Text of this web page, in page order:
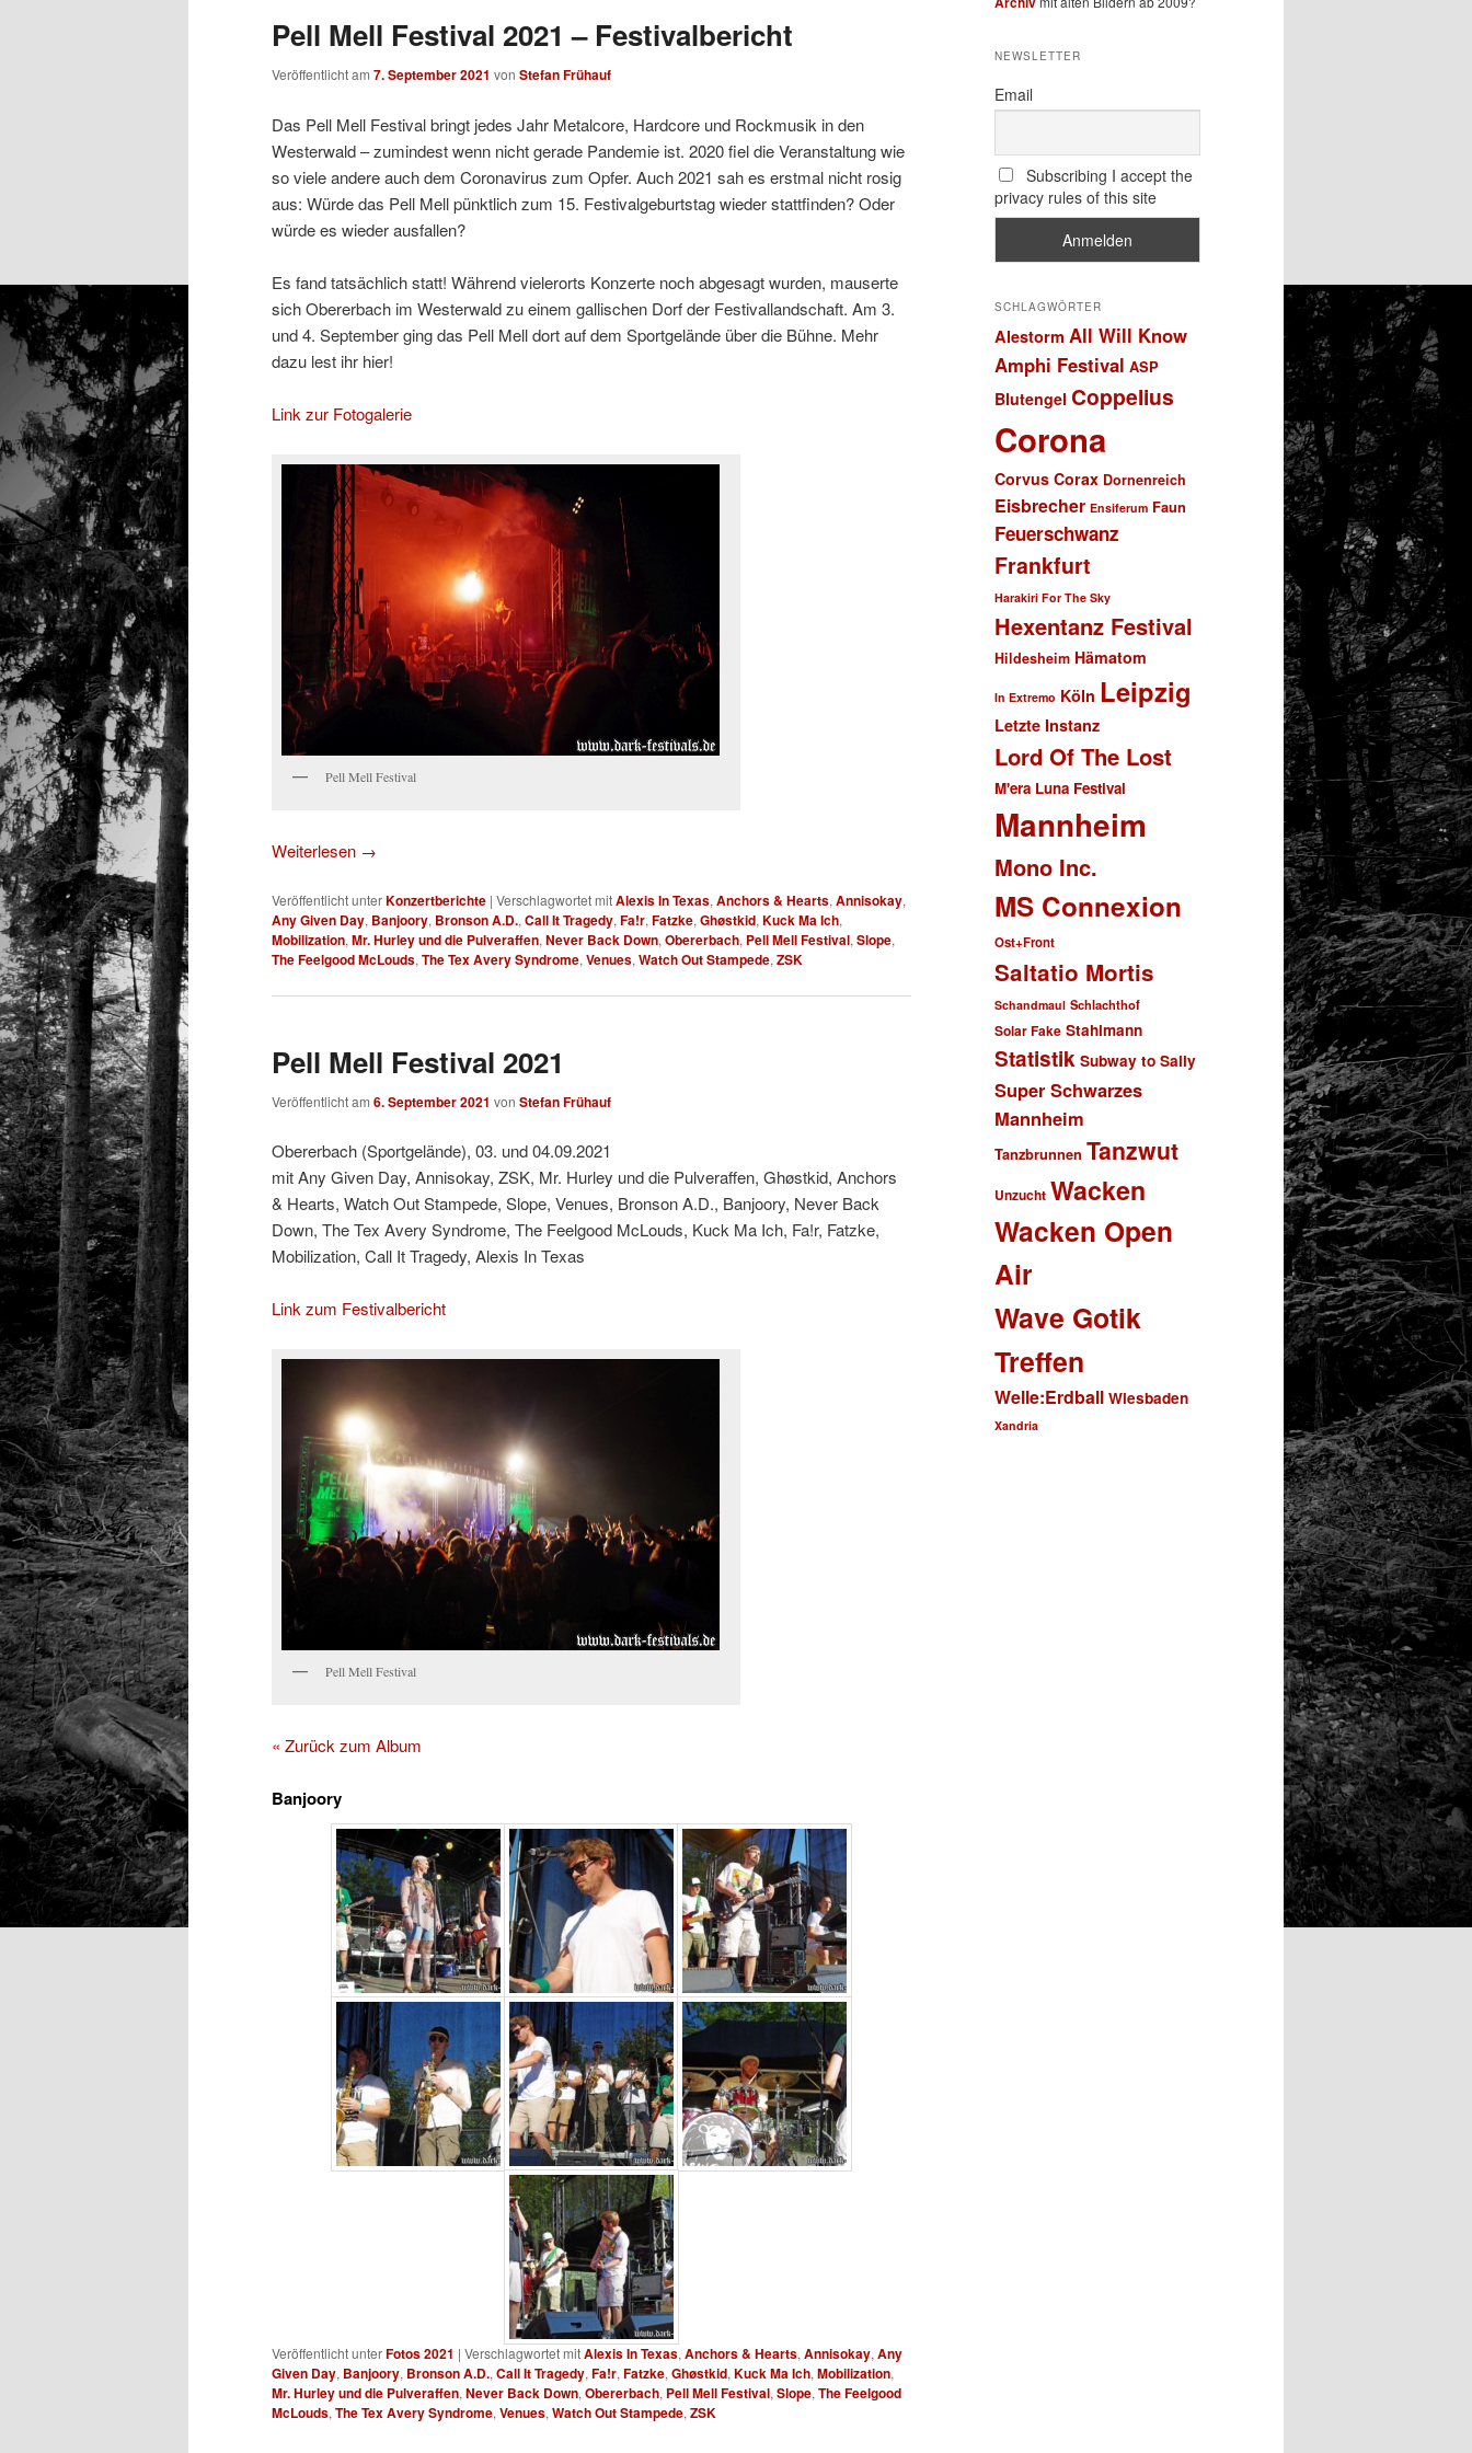
Pell Mell Festival 2021 – Festivalbericht
Veröffentlicht am 7. September 2021 von Stefan Frühauf
Das Pell Mell Festival bringt jedes Jahr Metalcore, Hardcore und Rockmusik in den
Westerwald – zumindest wenn nicht gerade Pandemie ist. 2020 fiel die Veranstaltung wie
so viele andere auch dem Coronavirus zum Opfer. Auch 2021 sah es erstmal nicht rosig
aus: Würde das Pell Mell pünktlich zum 15. Festivalgeburtstag wieder stattfinden? Oder
würde es wieder ausfallen?
Es fand tatsächlich statt! Während vielerorts Konzerte noch abgesagt wurden, mauserte
sich Obererbach im Westerwald zu einem gallischen Dorf der Festivallandschaft. Am 3.
und 4. September ging das Pell Mell dort auf dem Sportgelände über die Bühne. Mehr
dazu lest ihr hier!
Link zur Fotogalerie
Pell Mell Festival
Weiterlesen →
Veröffentlicht unterKonzertberichte | Verschlagwortet mitAlexis In Texas, Anchors & Hearts, Annisokay,
Any Given Day, Banjoory, Bronson A.D., Call It Tragedy, Fa!r, Fatzke, Ghøstkid, Kuck Ma Ich,
Mobilization, Mr. Hurley und die Pulveraffen, Never Back Down, Obererbach, Pell Mell Festival, Slope,
The Feelgood McLouds, The Tex Avery Syndrome, Venues, Watch Out Stampede, ZSK
Pell Mell Festival 2021
Veröffentlicht am 6. September 2021 von Stefan Frühauf
Obererbach (Sportgelände), 03. und 04.09.2021
mit Any Given Day, Annisokay, ZSK, Mr. Hurley und die Pulveraffen, Ghøstkid, Anchors
& Hearts, Watch Out Stampede, Slope, Venues, Bronson A.D., Banjoory, Never Back
Down, The Tex Avery Syndrome, The Feelgood McLouds, Kuck Ma Ich, Fa!r, Fatzke,
Mobilization, Call It Tragedy, Alexis In Texas
Link zum Festivalbericht
Pell Mell Festival
« Zurück zum Album
Banjoory
Veröffentlicht unterFotos 2021 | Verschlagwortet mitAlexis In Texas,Anchors & Hearts,Annisokay,Any
Given Day, Banjoory, Bronson A.D.,Call It Tragedy,Fa!r,Fatzke,Ghøstkid,Kuck Ma Ich,Mobilization,
Mr. Hurley und die Pulveraffen,Never Back Down,Obererbach, Pell Mell Festival,Slope,The Feelgood
McLouds,The Tex Avery Syndrome,Venues,Watch Out Stampede,ZSK
NEWSLETTER
Email
Subscribing I accept the
privacy rules of this site
SCHLAGWÖRTER
Alestorm All Will Know
Amphi Festival ASP
Blutengel Coppelius
Corona
Corvus Corax Dornenreich
Eisbrecher Ensiferum Faun
Feuerschwanz
Frankfurt
Harakiri For The Sky
Hexentanz Festival
Hildesheim Hämatom
In Extremo Köln Leipzig
Letzte Instanz
Lord Of The Lost
M'era Luna Festival
Mannheim
Mono Inc.
MS Connexion
Ost+Front
Saltatio Mortis
Schandmaul Schlachthof
Solar Fake Stahlmann
Statistik Subway to Sally
Super Schwarzes
Mannheim
Tanzbrunnen Tanzwut
Unzucht Wacken
Wacken Open
Air
Wave Gotik
Treffen
Welle:Erdball Wiesbaden
Xandria